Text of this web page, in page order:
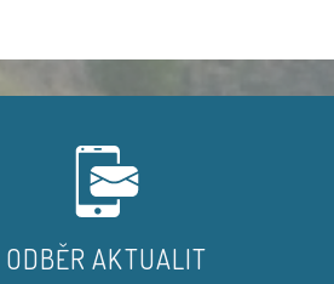
ODBĚR AKTUALIT